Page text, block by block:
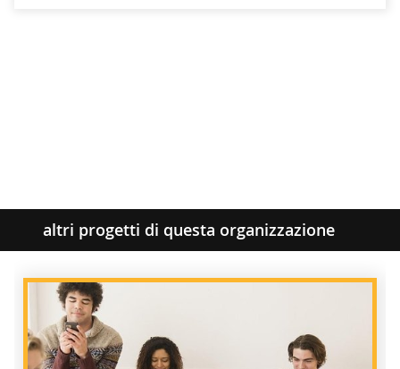
altri progetti di questa organizzazione